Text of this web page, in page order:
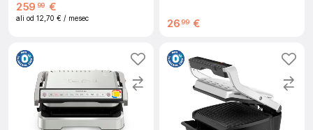
259 99 €
ali od 12,70 € / mesec 26 99 €